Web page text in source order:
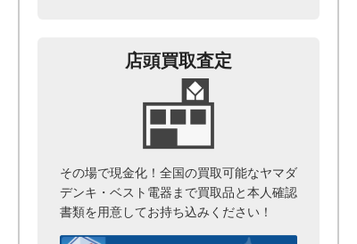
店頭買取査定
その場で現金化！全国の買取可能なヤマダ
デンキ・ベスト電器まで買取品と本人確認
書類を用意してお持ち込みください！